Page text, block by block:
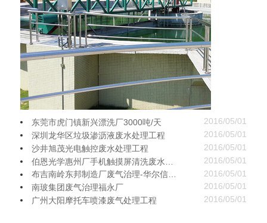
2016/05/01
东莞市虎门镇新兴漂洗厂3000吨/天
2016/05/01
深圳龙华区垃圾渗沥液废水处理工程
2016/05/01
沙井旭茂光电触控废水处理工程
2016/05/01
2016/05/01
布吉南岭东邦制造厂废气治理-华尔信环保
2016/05/01
南玻集团废气治理福永厂
2016/05/01
广州大阳摩托车喷漆废气处理工程